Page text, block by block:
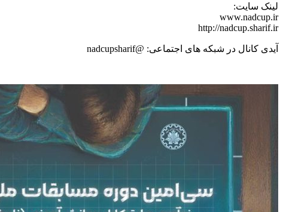
لینک سایت:
www.nadcup.ir
http://nadcup.sharif.ir
آیدی کانال در شبکه های اجتماعی: @nadcupsharif